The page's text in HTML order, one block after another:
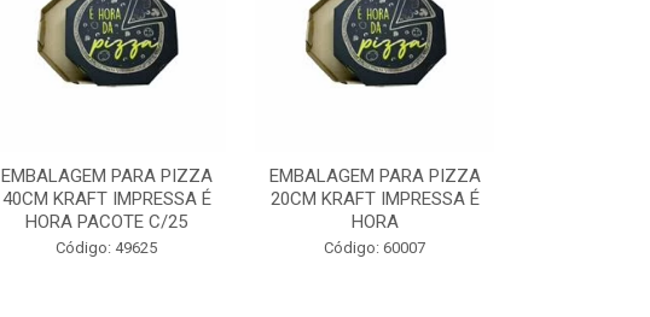
EMBALAGEM PARA PIZZA
40CM KRAFT IMPRESSA É
HORA PACOTE C/25
Código: 49625
EMBALAGEM PARA PIZZA
20CM KRAFT IMPRESSA É
HORA
Código: 60007